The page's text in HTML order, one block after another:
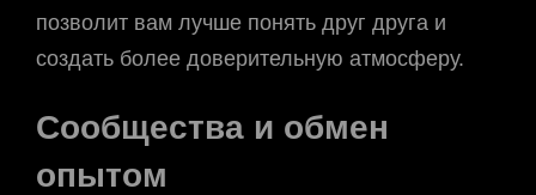
позволит вам лучше понять друг друга и
создать более доверительную атмосферу.
Сообщества и обмен
опытом